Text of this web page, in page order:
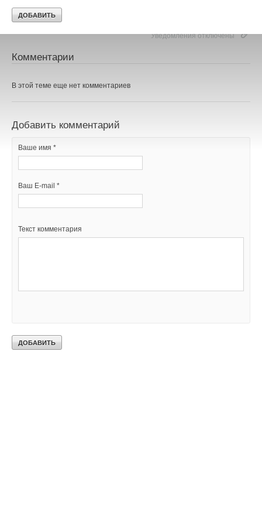
Уведомления отключены
Комментарии
В этой теме еще нет комментариев
Добавить комментарий
Ваше имя *
Ваш E-mail *
Текст комментария
Ваше имя *